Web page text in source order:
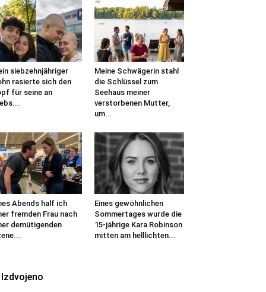
siebzehnjähriger
rasierte sich den
für seine an
Meine Schwägerin stahl
die Schlüssel zum
Seehaus meiner
verstorbenen Mutter,
um...
Abends half ich
fremden Frau nach
demütigenden
Eines gewöhnlichen
Sommertages wurde die
15-jährige Kara Robinson
mitten am helllichten...
Izdvojeno